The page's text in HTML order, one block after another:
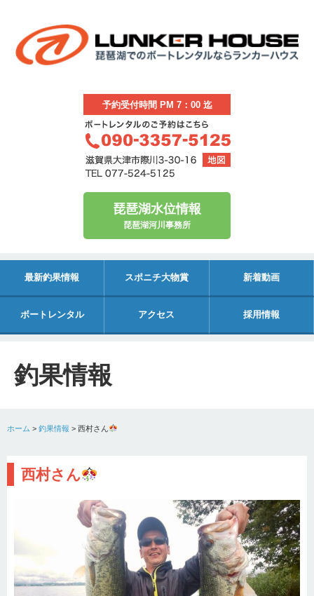
予約受付時間 PM 7：00 迄
琵琶湖水位情報
琵琶湖河川事務所
最新釣果情報 スポニチ大物賞 新着動画
ボートレンタル アクセス 採用情報
釣果情報
ホーム > 釣果情報 > 西村さん
西村さん